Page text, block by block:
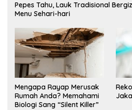
Pepes Tahu, Lauk Tradisional
Menu Sehari-hari
Mengapa Rayap Merusak
Rumah Anda? Memahami
Biologi Sang “Silent Killer”